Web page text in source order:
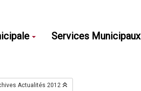
Services Municipaux
Actualités 2012